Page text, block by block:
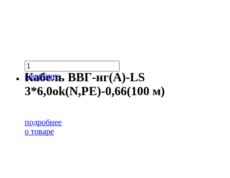
в корзину
Кабель ВВГ-нг(А)-LS
3*6,0ok(N,PE)-0,66(100 м)
подробнее
о товаре